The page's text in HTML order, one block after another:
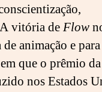
vitória deFlow
animação e
que o prêmio da
nos Estados